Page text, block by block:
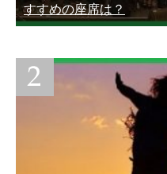
すすめの座席は？